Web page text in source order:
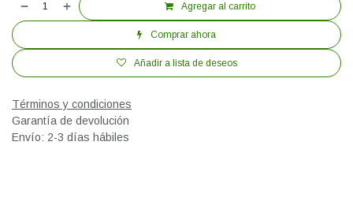
Agregar al carrito
Comprar ahora
Añadir a lista de deseos
Términos y condiciones
Garantía de devolución
Envío: 2-3 días hábiles